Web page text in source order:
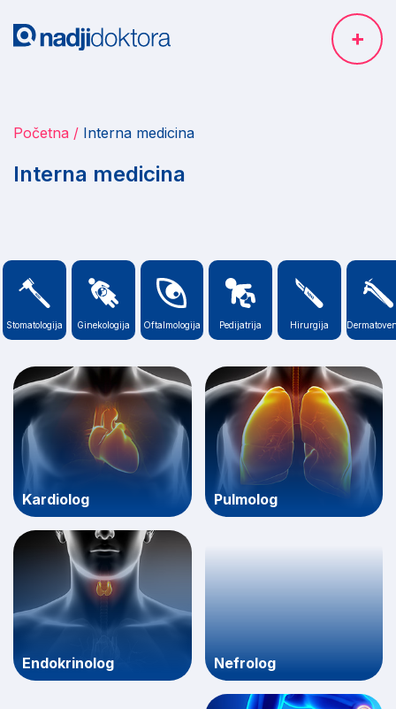
Početna Interna medicina
Interna medicina
Stomatologija Ginekologija Oftalmologija Pedijatrija Hirurgija
Kardiolog Pulmolog
Endokrinolog Nefrolog